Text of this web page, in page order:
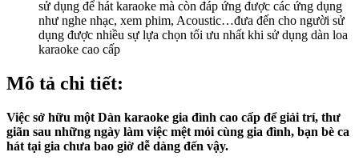
sử dụng để hát karaoke mà còn đáp ứng được các ứng dụng
như nghe nhạc, xem phim, Acoustic…đưa đến cho người sử
dụng được nhiều sự lựa chọn tối ưu nhất khi sử dụng dàn loa
karaoke cao cấp
Mô tả chi tiết:
Việc sở hữu một Dàn karaoke gia đình cao cấp để giải trí, thư
giãn sau những ngày làm việc mệt mỏi cùng gia đình, bạn bè ca
hát tại gia chưa bao giờ dễ dàng đến vậy.